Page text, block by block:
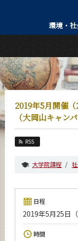
環境・
2019年5月開催
（大岡山キャンパ
RSS
大学院課程
日程
2019年5月25日（
時間
日本語
トップページ
Top Page
社会・人間科学系
About Us
教育
Education
教員・研究室
Faculty and
未来
Admissions
社会・人間科学系
News